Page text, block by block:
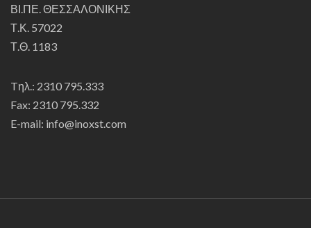
ΒΙ.ΠΕ. ΘΕΣΣΑΛΟΝΙΚΗΣ
Τ.Κ. 57022
Τ.Θ. 1183
Tηλ.: 2310 795.333
Fax: 2310 795.332
E-mail: info@inoxst.com